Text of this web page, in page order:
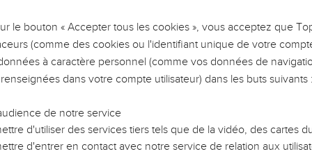
sur l'ordre de l'Eternel et ils campaient sur l'ordre de l'Eternel.
sur le tabernacle.
sur le tabernacle, les Israélites obéissaient au
soir au matin et s'élevait le matin, ils repartaient. Si elle
le bouton « Accepter tous les cookies », vous acceptez que
(comme des cookies ou l'identifiant unique de votre
à caractère personnel (comme vos données de
dans votre compte utilisateur) dans les buts suivants :
de notre service
d'utiliser des services tiers tels que de la vidéo, des cartes
d'entrer en contact avec notre service de relation aux